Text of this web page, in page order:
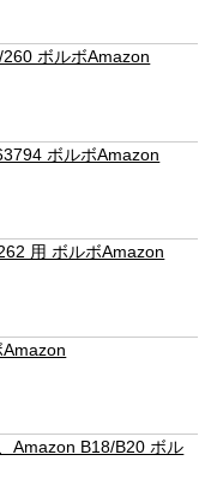
ボルボAmazon
ボルボAmazon
用 ボルボAmazon
Amazon B18/B20 ボル